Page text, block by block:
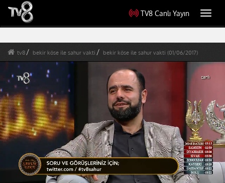
TV8 Canlı Yayın
tv8 bekir köse ile sahur vakti bekir köse ile sahur vakti (01/06/2017)